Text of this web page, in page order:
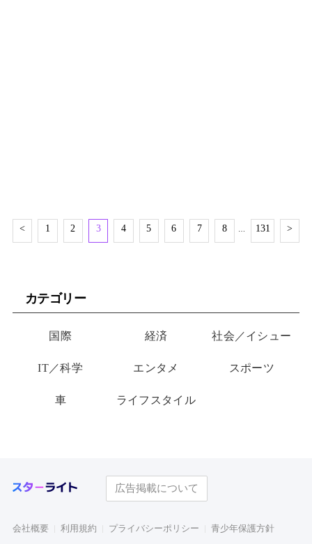
< 1 2 3 4 5 6 7 8 … 131 >
カテゴリー
国際 経済 社会／イシュー
IT／科学 エンタメ スポーツ
車 ライフスタイル
広告掲載について
会社概要 利用規約 プライバシーポリシー 青少年保護方針